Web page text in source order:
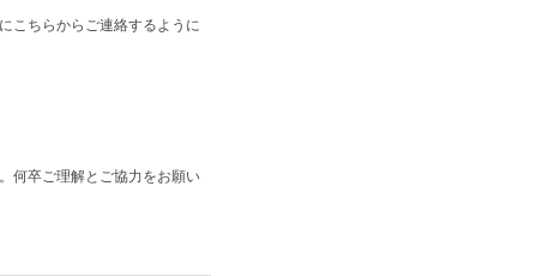
こちらからご連絡するように
何卒ご理解とご協力をお願い